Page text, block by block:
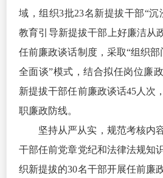
域，组织3批23名新提拔干部“沉
教育引导新提拔干部上好廉洁从
任前廉政谈话制度，采取“组织
全面谈”模式，结合拟任岗位廉
新提拔干部任前廉政谈话45人次
职廉政防线。
坚持从严从实，规范考核内
干部任前党章党纪和法律法规知
织新提拔的30名干部开展任前廉